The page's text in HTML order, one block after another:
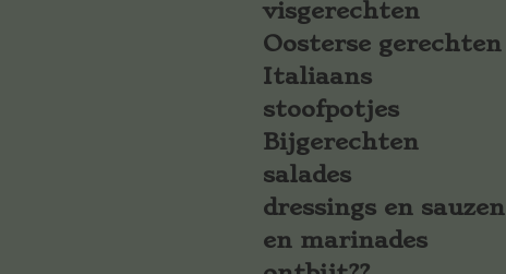
visgerechten
Oosterse gerechten
Italiaans
stoofpotjes
Bijgerechten
salades
dressings en sauzen
en marinades